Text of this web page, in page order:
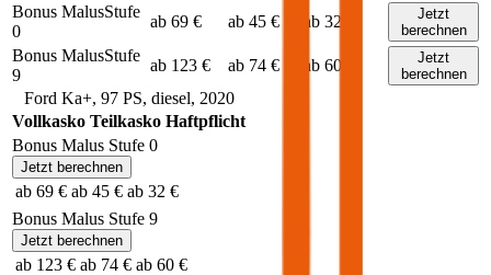
Bonus MalusStufe
0
ab 69 € ab 45 € ab 32 €
Jetzt
berechnen
Bonus MalusStufe
9
ab 123 € ab 74 € ab 60 €
Jetzt
berechnen
Ford Ka+, 97PS, diesel, 2020
Vollkasko Teilkasko Haftpflicht
Bonus Malus Stufe 0
Jetzt berechnen
ab 69 € ab 45 € ab 32 €
Bonus Malus Stufe 9
Jetzt berechnen
ab 123 € ab 74 € ab 60 €